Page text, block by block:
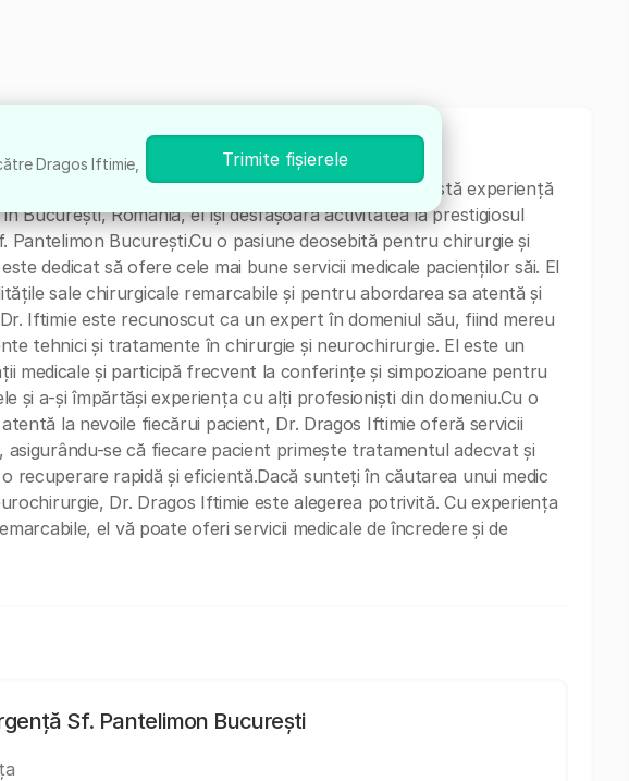
medic specialist în Chirurgie și Neurochirurgie, cu o vastă experiență
București, România, el își desfășoară activitatea la prestigiosul
Pantelimon București.Cu o pasiune deosebită pentru chirurgie și
dedicat să ofere cele mai bune servicii medicale pacienților săi. El
sale chirurgicale remarcabile și pentru abordarea sa atentă și
Iftimie este recunoscut ca un expert în domeniul său, fiind mereu
tehnici și tratamente în chirurgie și neurochirurgie. El este un
medicale și participă frecvent la conferințe și simpozioane pentru
și a-și împărtăși experiența cu alți profesioniști din domeniu.Cu o
la nevoile fiecărui pacient, Dr. Dragos Iftimie oferă servicii
asigurându-se că fiecare pacient primește tratamentul adecvat și
recuperare rapidă și eficientă.Dacă sunteți în căutarea unui medic
Dr. Dragos Iftimie este alegerea potrivită. Cu experiența
el vă poate oferi servicii medicale de încredere și de
Sf. Pantelimon București
Dragos Iftimie,
Trimite fișierele